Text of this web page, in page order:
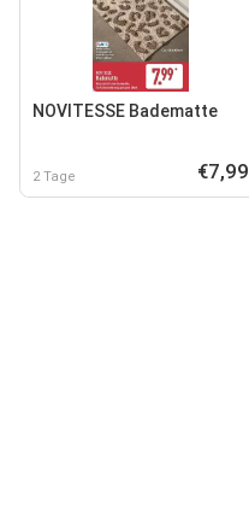
NOVITESSE Badematte
2 Tage €7,99